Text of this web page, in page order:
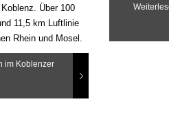
Über 100
11,5 km Luftlinie
Rhein und Mosel.
im Koblenzer